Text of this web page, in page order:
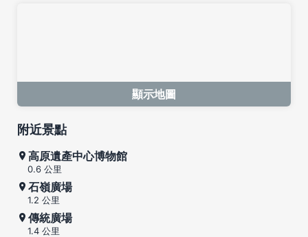
顯示地圖
附近景點
高原遺產中心博物館
0.6 公里
石嶺廣場
1.2 公里
傳統廣場
1.4 公里